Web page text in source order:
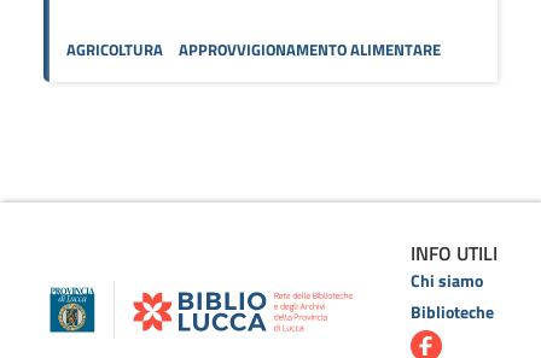
AGRICOLTURA APPROVVIGIONAMENTO ALIMENTARE
INFO UTILI
Chi siamo
Biblioteche